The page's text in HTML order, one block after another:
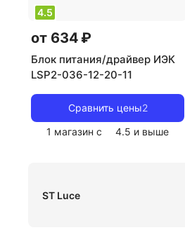
4.5
от 634 ₽
Блок питания/драйвер ИЭК
LSP2-036-12-20-11
Сравнить цены2
1 магазин с
4.5 и выше
ST Luce